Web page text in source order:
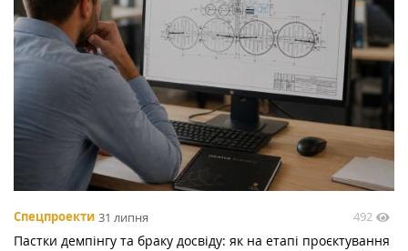
Спецпроекти 31 липня 492
Пастки демпінгу та браку досвіду: як на етапі проєктування